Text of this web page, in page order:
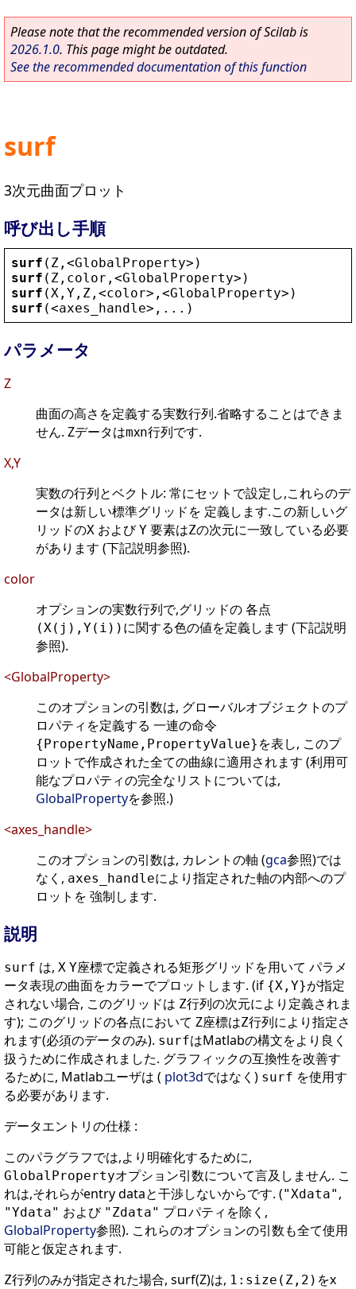
Please note that the recommended version of Scilab is
2026.1.0. This page might be outdated.
See the recommended documentation of this function
surf
3次元曲面プロット
呼び出し手順
surf ( Z , <GlobalProperty> )
surf ( Z , color , <GlobalProperty> )
surf ( X , Y , Z , <color> , <GlobalProperty> )
surf (<axes_handle> ,...)
パラメータ
Z
曲面の高さを定義する実数行列.省略することはできま
せん. Zデータはmxn行列です.
X,Y
実数の行列とベクトル: 常にセットで設定し,これらのデ
ータは新しい標準グリッドを 定義します.この新しいグ
リッドのX およびY 要素はZの次元に一致している必要
があります (下記説明参照).
color
オプションの実数行列で,グリッドの 各点
(X(j),Y(i)) に関する色の値を定義します (下記説明
参照).
<GlobalProperty>
このオプションの引数は, グローバルオブジェクトのプ
ロパティを定義する 一連の命令
{PropertyName,PropertyValue} を表し, このプ
ロットで作成された全ての曲線に適用されます (利用可
能なプロパティの完全なリストについては,
GlobalPropertyを参照.)
<axes_handle>
このオプションの引数は, カレントの軸 (gca参照)では
なく, axes_handleにより指定された軸の内部へのプ
ロットを 強制します.
説明
surf は, X Y座標で定義される矩形グリッドを用いて パラメ
ータ表現の曲面をカラーでプロットします. (if {X,Y}が指定
されない場合, このグリッドは Z行列の次元により定義されま
す); このグリッドの各点において Z座標はZ行列により指定さ
れます(必須のデータのみ). surfはMatlabの構文をより良く
扱うために作成されました. グラフィックの互換性を改善す
るために, Matlabユーザは ( plot3dではなく) surf を使用す
る必要があります.
データエントリの仕様 :
このパラグラフでは,より明確化するために,
GlobalPropertyオプション引数について言及しません. こ
れは,それらがentry dataと干渉しないからです. ("Xdata" ,
"Ydata" および "Zdata" プロパティを除く,
GlobalProperty参照). これらのオプションの引数も全て使用
可能と仮定されます.
Z行列のみが指定された場合, surf(Z)は, 1:size(Z,2) をx